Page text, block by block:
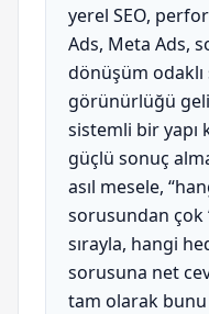
yerel SEO,
Ads, Meta Ads,
dönüşüm
görünürlüğü
sistemli bir yapı
güçlü sonuç
asıl mesele,
sorusundan çok
sırayla, hangi
sorusuna net
tam olarak bunu